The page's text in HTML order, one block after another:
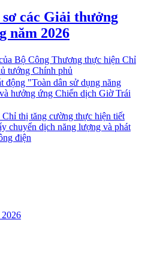
các Giải thưởng
năm 2026
Bộ Công Thương thực hiện Chỉ
tướng Chính phủ
động "Toàn dân sử dụng năng
hưởng ứng Chiến dịch Giờ Trái
thị tăng cường thực hiện tiết
chuyển dịch năng lượng và phát
điện